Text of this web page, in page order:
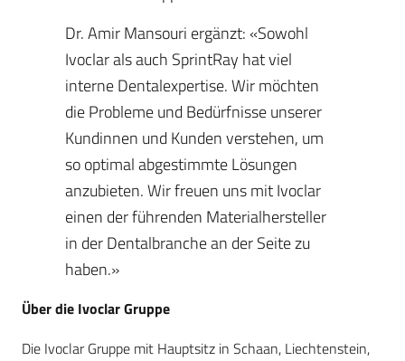
Dr. Amir Mansouri ergänzt: «Sowohl
Ivoclar als auch SprintRay hat viel
interne Dentalexpertise. Wir möchten
die Probleme und Bedürfnisse unserer
Kundinnen und Kunden verstehen, um
so optimal abgestimmte Lösungen
anzubieten. Wir freuen uns mit Ivoclar
einen der führenden Materialhersteller
in der Dentalbranche an der Seite zu
haben.»
Über die Ivoclar Gruppe
Die Ivoclar Gruppe mit Hauptsitz in Schaan, Liechtenstein,